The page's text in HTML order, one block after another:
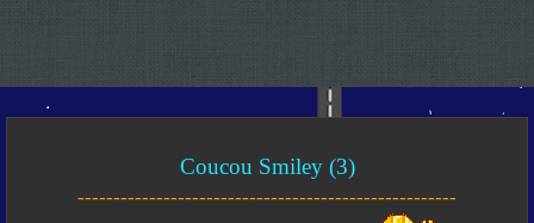
Coucou Smiley (3)
-----------------------------------------------------